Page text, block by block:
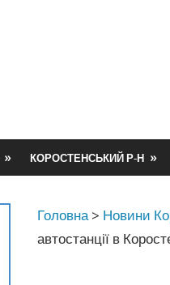
КОРОСТЕНСЬКИЙ Р-Н
Головна > Новини
автостанції в